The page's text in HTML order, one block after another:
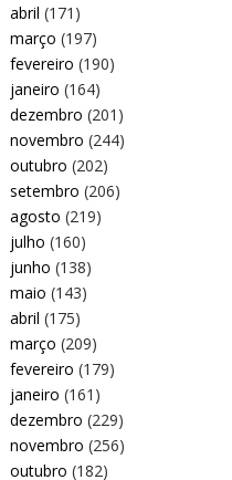
abril (171)
março (197)
fevereiro (190)
janeiro (164)
dezembro (201)
novembro (244)
outubro (202)
setembro (206)
agosto (219)
julho (160)
junho (138)
maio (143)
abril (175)
março (209)
fevereiro (179)
janeiro (161)
dezembro (229)
novembro (256)
outubro (182)